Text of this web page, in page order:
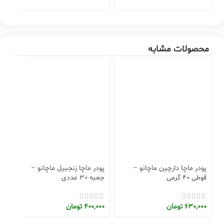
محصولات مشابه
پودر ماچا دارچین ماچانو –
قوطی 40 گرمی
630,000 تومان
پودر ماچا زنجبیل ماچانو –
جعبه 30 عددی
400,000 تومان